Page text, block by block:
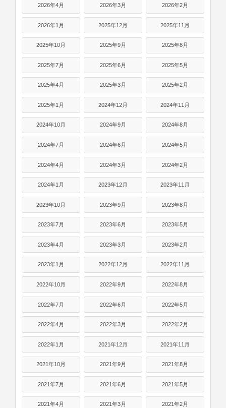
2026年4月 2026年3月 2026年2月
2026年1月 2025年12月 2025年11月
2025年10月 2025年9月 2025年8月
2025年7月 2025年6月 2025年5月
2025年4月 2025年3月 2025年2月
2025年1月 2024年12月 2024年11月
2024年10月 2024年9月 2024年8月
2024年7月 2024年6月 2024年5月
2024年4月 2024年3月 2024年2月
2024年1月 2023年12月 2023年11月
2023年10月 2023年9月 2023年8月
2023年7月 2023年6月 2023年5月
2023年4月 2023年3月 2023年2月
2023年1月 2022年12月 2022年11月
2022年10月 2022年9月 2022年8月
2022年7月 2022年6月 2022年5月
2022年4月 2022年3月 2022年2月
2022年1月 2021年12月 2021年11月
2021年10月 2021年9月 2021年8月
2021年7月 2021年6月 2021年5月
2021年4月 2021年3月 2021年2月